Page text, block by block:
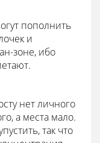
пополнить
и
зоне, ибо
нет личного
а места мало.
так что